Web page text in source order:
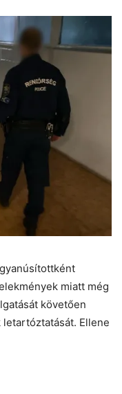
miatt még
követően
Ellene